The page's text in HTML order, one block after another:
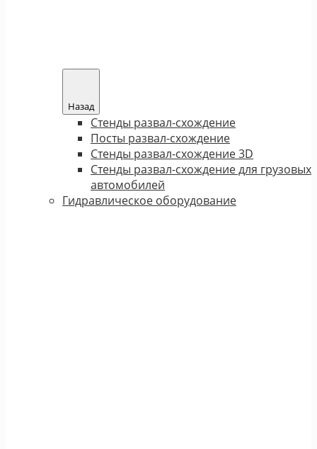
Назад
Стенды развал-схождение
Посты развал-схождение
Стенды развал-схождение 3D
Стенды развал-схождение для грузовых
автомобилей
Гидравлическое оборудование